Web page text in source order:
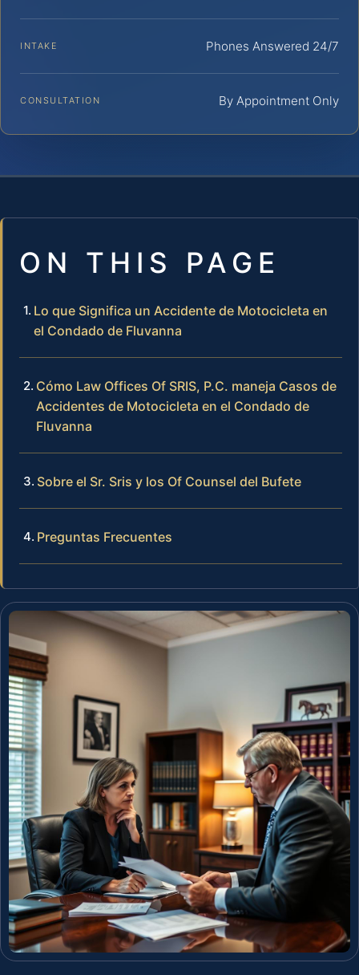
INTAKE Phones Answered 24/7
CONSULTATION By Appointment Only
ON THIS PAGE
Lo que Significa un Accidente de Motocicleta en
el Condado de Fluvanna
Cómo Law Offices Of SRIS, P.C. maneja Casos de
Accidentes de Motocicleta en el Condado de
Fluvanna
Sobre el Sr. Sris y los Of Counsel del Bufete
Preguntas Frecuentes